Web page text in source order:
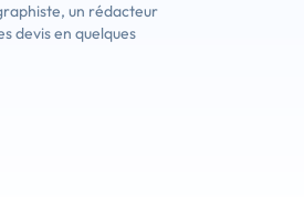
un rédacteur
devis en quelques